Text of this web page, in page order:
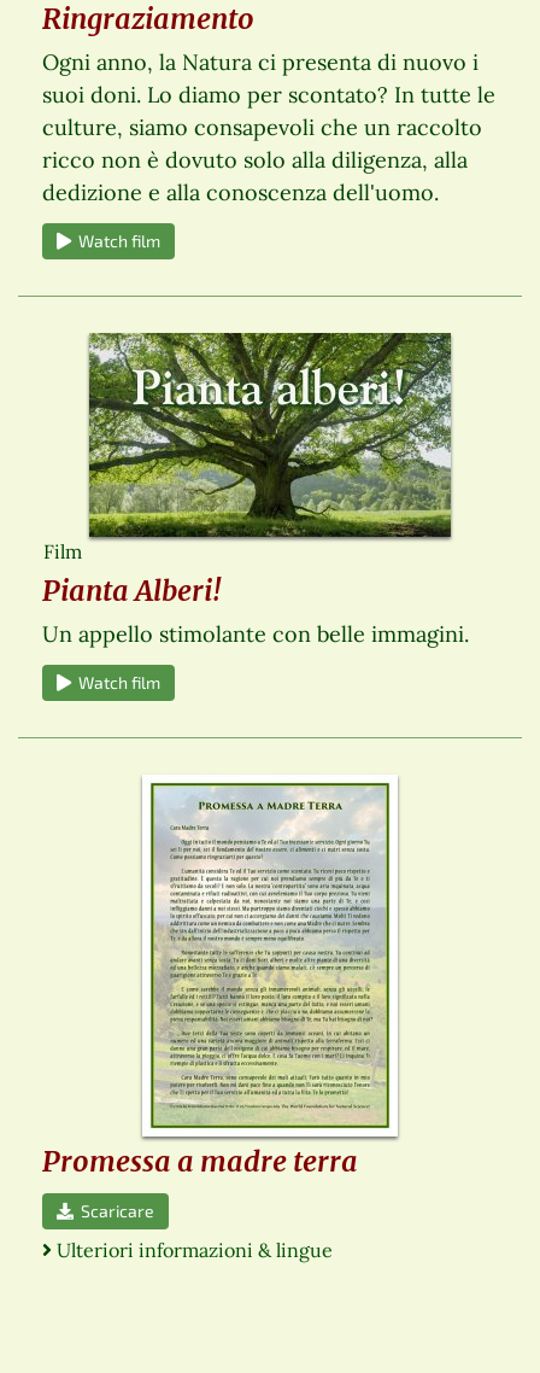
Ringraziamento
Ogni anno, la Natura ci presenta di nuovo i
suoi doni. Lo diamo per scontato? In tutte le
culture, siamo consapevoli che un raccolto
ricco non è dovuto solo alla diligenza, alla
dedizione e alla conoscenza dell'uomo.
Watch film
Film
Pianta Alberi!
Un appello stimolante con belle immagini.
Watch film
Promessa a madre terra
Scaricare
Ulteriori informazioni & lingue